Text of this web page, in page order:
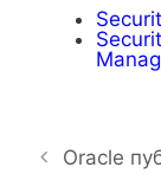
Oracle